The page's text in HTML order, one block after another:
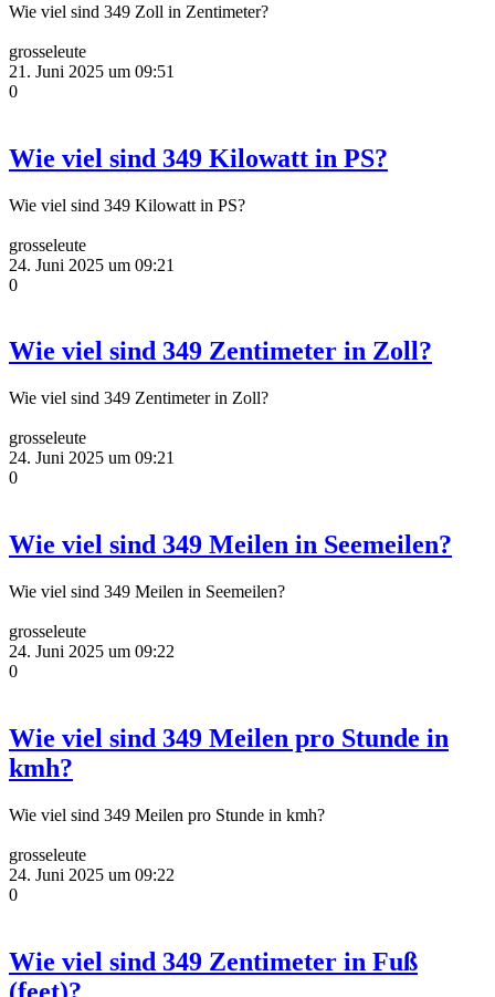
Wie viel sind 349 Zoll in Zentimeter?
grosseleute
21. Juni 2025 um 09:51
0
Wie viel sind 349 Kilowatt in PS?
Wie viel sind 349 Kilowatt in PS?
grosseleute
24. Juni 2025 um 09:21
0
Wie viel sind 349 Zentimeter in Zoll?
Wie viel sind 349 Zentimeter in Zoll?
grosseleute
24. Juni 2025 um 09:21
0
Wie viel sind 349 Meilen in Seemeilen?
Wie viel sind 349 Meilen in Seemeilen?
grosseleute
24. Juni 2025 um 09:22
0
Wie viel sind 349 Meilen pro Stunde in
kmh?
Wie viel sind 349 Meilen pro Stunde in kmh?
grosseleute
24. Juni 2025 um 09:22
0
Wie viel sind 349 Zentimeter in Fuß